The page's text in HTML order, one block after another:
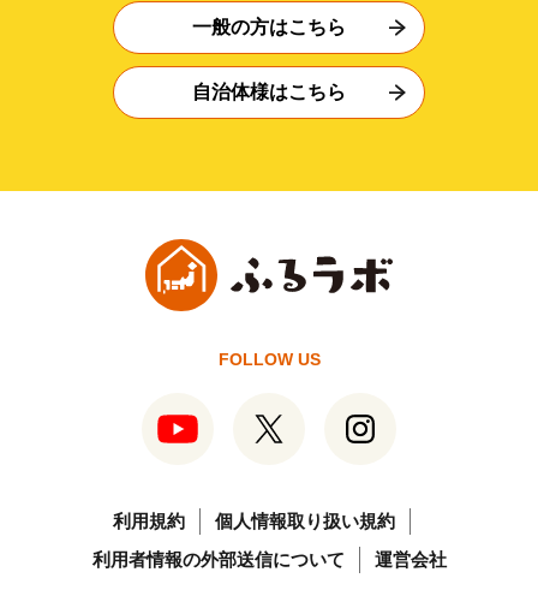
一般の方はこちら
自治体様はこちら
FOLLOW US
利用規約
個人情報取り扱い規約
利用者情報の外部送信について
運営会社